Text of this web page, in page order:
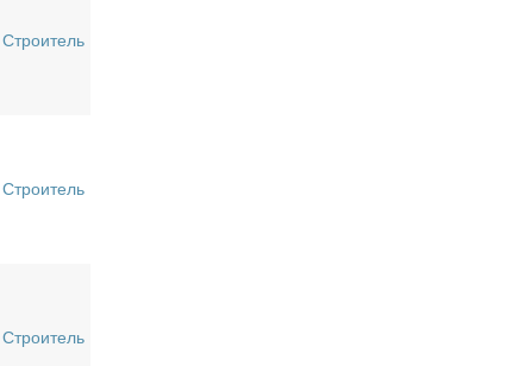
Строитель
Строитель
Строитель